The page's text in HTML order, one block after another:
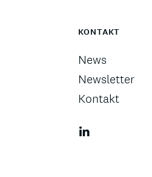
KONTAKT
News
Newsletter
Kontakt